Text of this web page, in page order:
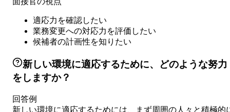
適応力を確認したい
業務変更への対応力を評価したい
候補者の計画性を知りたい
新しい環境に適応するために、どのような努力
をしますか？
回答例
新しい環境に適応するためには、まず周囲の人々と積極的